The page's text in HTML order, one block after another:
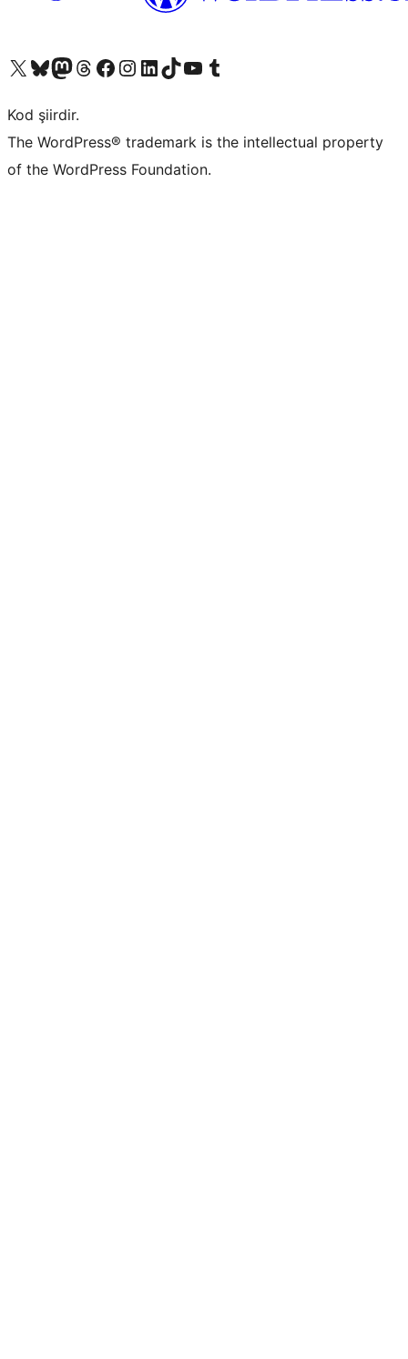
X (eski Twitter) hesabımıza bakın
Bluesky hesabımızı ziyaret edinMastodon hesabımızı ziyaret edinThreads hesabımızı ziyaret edinFacebook sayfamızı ziyaret edinInstagram hesabımızı ziyaret edinLinkedIn hesabımızı ziyaret edinTikTok hesabımızı ziyaret edinYouTube kanalımızı ziyaret edinTumblr hesabımızı ziyaret edin
Kod şiirdir.
The WordPress® trademark is the intellectual property
of the WordPress Foundation.